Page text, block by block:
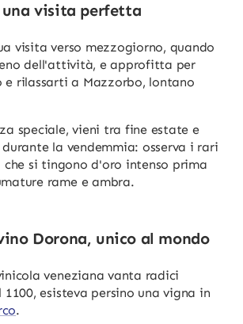
una visita perfetta
visita verso mezzogiorno, quando
dell'attività, e approfitta per
rilassarti a Mazzorbo, lontano
speciale, vieni tra fine estate e
la vendemmia: osserva i rari
si tingono d'oro intenso prima
rame e ambra.
Dorona, unico al mondo
veneziana vanta radici
esisteva persino una vigna in
.